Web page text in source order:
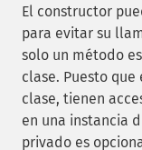
El constructor
para evitar su
solo un método
clase. Puesto
clase, tienen
en una instancia
privado es